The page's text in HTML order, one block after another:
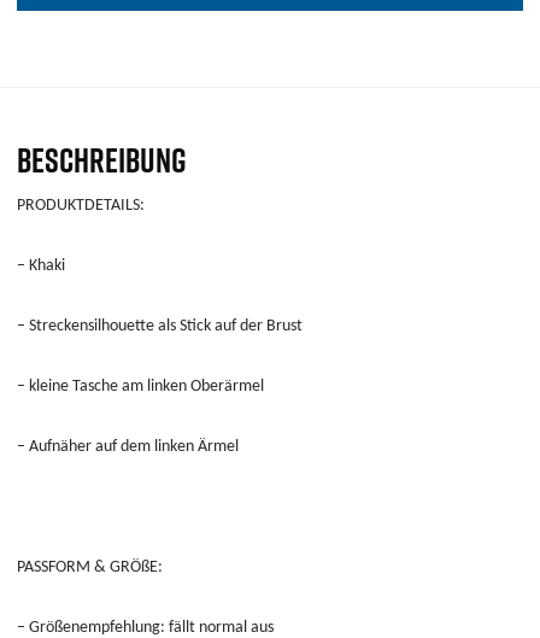
BESCHREIBUNG
PRODUKTDETAILS:
– Khaki
– Streckensilhouette als Stick auf der Brust
– kleine Tasche am linken Oberärmel
– Aufnäher auf dem linken Ärmel
PASSFORM & GRÖßE:
– Größenempfehlung: fällt normal aus